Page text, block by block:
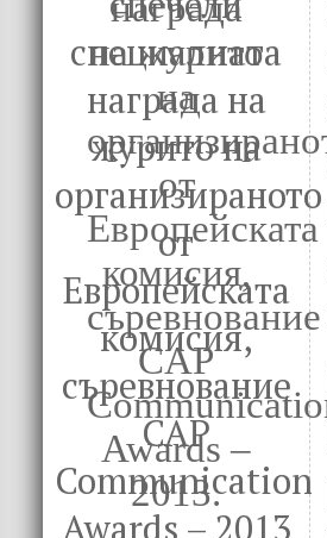
специалната
награда на
журито на
организираното
от
Европейската
комисия,
съревнование
CAP
Communication
Awards – 2013